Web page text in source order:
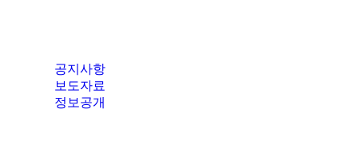
공지사항
보도자료
정보공개